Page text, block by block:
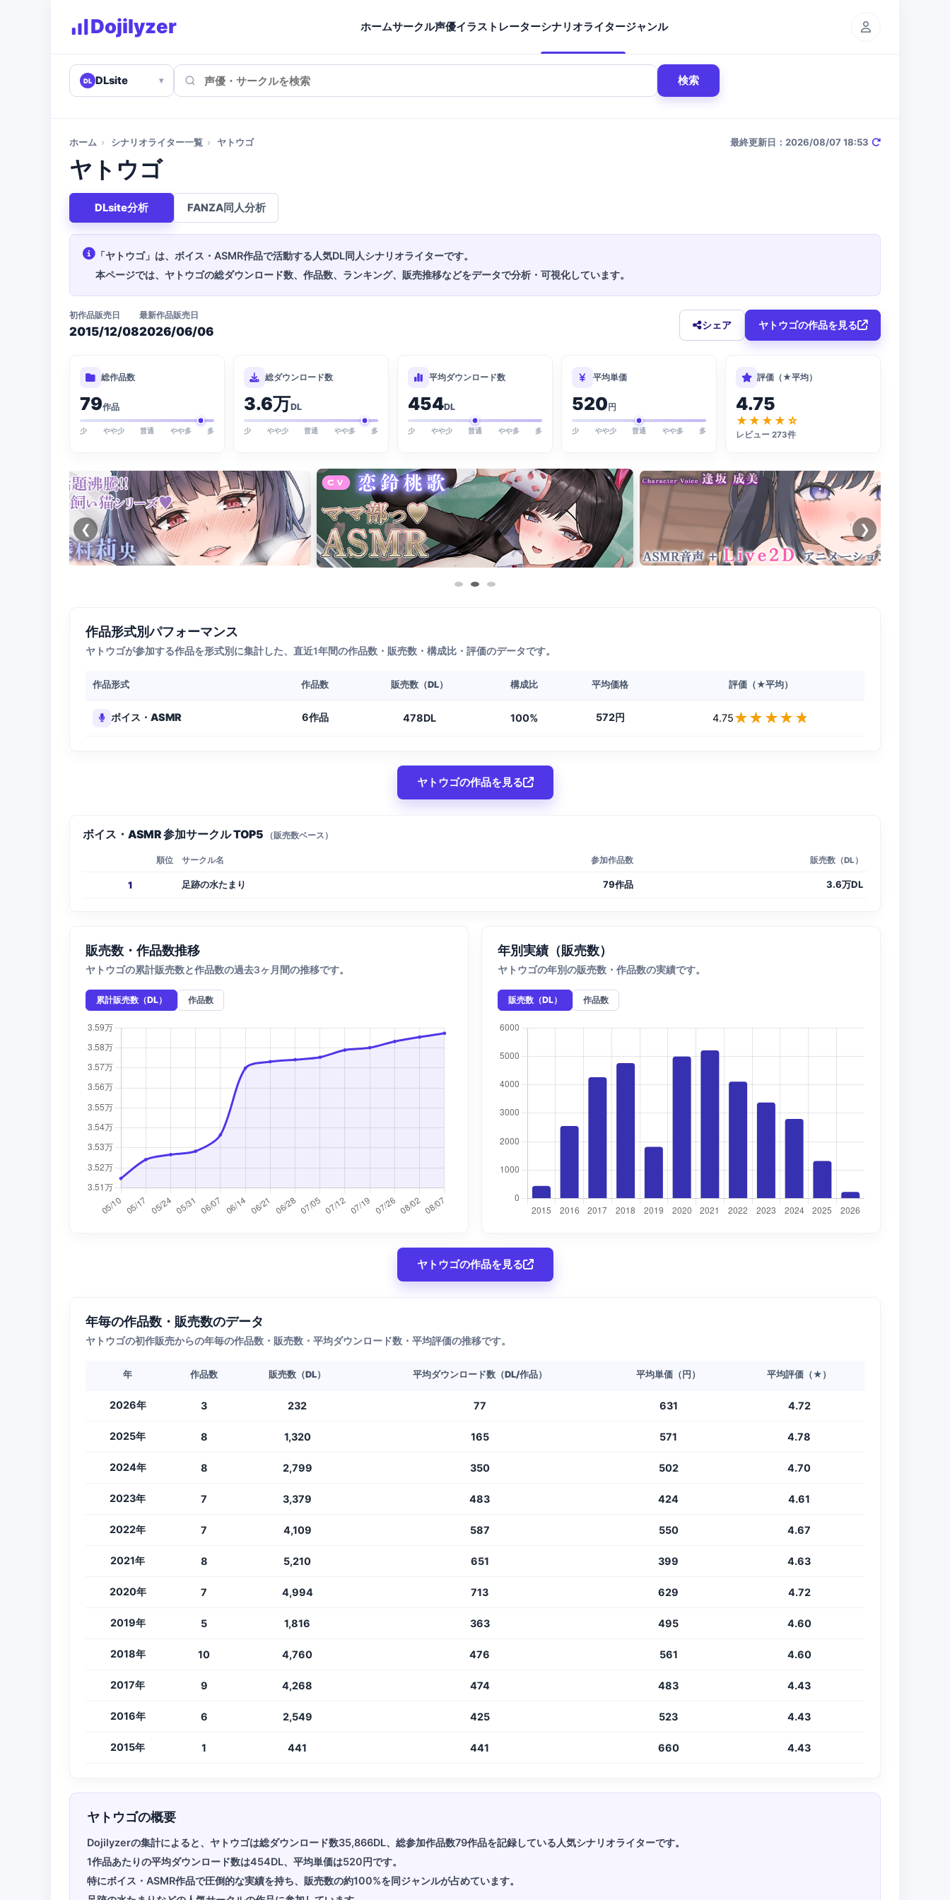
Dojilyzer ホームサークル声優イラストレーターシナリオライタージャンル
DL DLsite ▾ 検索
ホーム › シナリオライター一覧 › ヤトウゴ 最終更新日：2026/08/07 18:53
ヤトウゴ
DLsite分析 FANZA同人分析
「ヤトウゴ」は、ボイス・ASMR作品で活動する人気DL同人シナリオライターです。
本ページでは、ヤトウゴの総ダウンロード数、作品数、ランキング、販売推移などをデータで分析・可視化しています。
初作品販売日
2015/12/08
最新作品販売日
2026/06/06 シェア ヤトウゴの作品を見る
総作品数
79作品
少 やや少 普通 やや多 多
総ダウンロード数
3.6万DL
少 やや少 普通 やや多 多
平均ダウンロード数
454DL
少 やや少 普通 やや多 多
平均単価
520円
少 やや少 普通 やや多 多
評価（★平均）
4.75
★★★★☆
レビュー 273件
❮ ❯
作品形式別パフォーマンス
ヤトウゴが参加する作品を形式別に集計した、直近1年間の作品数・販売数・構成比・評価のデータです。
作品形式 作品数 販売数（DL） 構成比 平均価格 評価（★平均）
ボイス・ASMR 6作品 478DL 100% 572円 4.75★★★★★
★★★★★
ヤトウゴの作品を見る
ボイス・ASMR 参加サークル TOP5 （販売数ベース）
順位 サークル名 参加作品数 販売数（DL）
1 足跡の水たまり 79作品 3.6万DL
販売数・作品数推移
ヤトウゴの累計販売数と作品数の過去3ヶ月間の推移です。
累計販売数（DL） 作品数
年別実績（販売数）
ヤトウゴの年別の販売数・作品数の実績です。
販売数（DL） 作品数
ヤトウゴの作品を見る
年毎の作品数・販売数のデータ
ヤトウゴの初作販売からの年毎の作品数・販売数・平均ダウンロード数・平均評価の推移です。
年 作品数 販売数（DL） 平均ダウンロード数（DL/作品） 平均単価（円） 平均評価（★）
2026年 3 232 77 631 4.72
2025年 8 1,320 165 571 4.78
2024年 8 2,799 350 502 4.70
2023年 7 3,379 483 424 4.61
2022年 7 4,109 587 550 4.67
2021年 8 5,210 651 399 4.63
2020年 7 4,994 713 629 4.72
2019年 5 1,816 363 495 4.60
2018年 10 4,760 476 561 4.60
2017年 9 4,268 474 483 4.43
2016年 6 2,549 425 523 4.43
2015年 1 441 441 660 4.43
ヤトウゴの概要
Dojilyzerの集計によると、ヤトウゴは総ダウンロード数35,866DL、総参加作品数79作品を記録している人気シナリオライターです。
1作品あたりの平均ダウンロード数は454DL、平均単価は520円です。
特にボイス・ASMR作品で圧倒的な実績を持ち、販売数の約100%を同ジャンルが占めています。